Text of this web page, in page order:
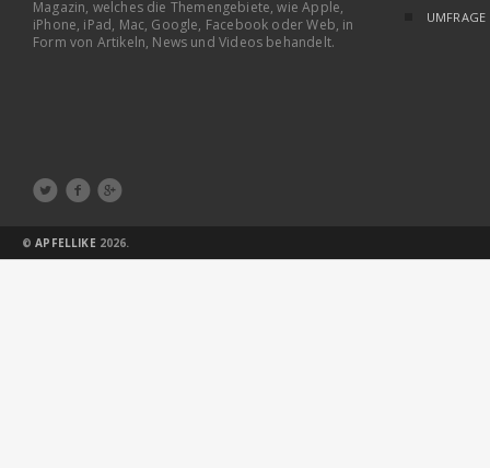
Magazin, welches die Themengebiete, wie Apple,
iPhone, iPad, Mac, Google, Facebook oder Web, in
Form von Artikeln, News und Videos behandelt.
  
UMFRAGE
©APFELLIKE 2026.